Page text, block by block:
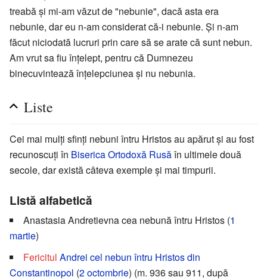
treabă și mi-am văzut de "nebunie", dacă asta era
nebunie, dar eu n-am considerat că-i nebunie. Și n-am
făcut niciodată lucruri prin care să se arate că sunt nebun.
Am vrut sa fiu înțelept, pentru că Dumnezeu
binecuvintează înțelepciunea și nu nebunia.
Liste
Cei mai mulți sfinți nebuni întru Hristos au apărut și au fost
recunoscuți în Biserica Ortodoxă Rusăîn ultimele două
secole, dar există câteva exemple și mai timpurii.
Listă alfabetică
Anastasia Andretievna cea nebună întru Hristos (1
martie)
Fericitul Andrei cel nebun întru Hristos din
Constantinopol (2 octombrie) (m. 936 sau 911, după